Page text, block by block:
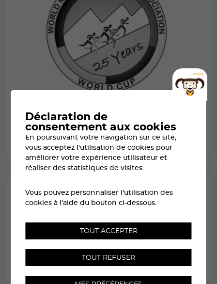
WORLD MOUNTAIN RUNNING
ASSOCIATION
LE BESOIN DE L’HOMME DE COURIR RAPIDEMENT SUR DE COURTES ET
LONGUES DISTANCES EST AUSSI VIEUX QUE L’HUMANITÉ.
Déclaration de
consentement aux cookies
En poursuivant votre navigation sur ce site,
vous acceptez l'utilisation de cookies pour
améliorer votre expérience utilisateur et
réaliser des statistiques de visites.
Vous pouvez personnaliser l'utilisation des
cookies à l'aide du bouton ci-dessous.
TOUT ACCEPTER
TOUT REFUSER